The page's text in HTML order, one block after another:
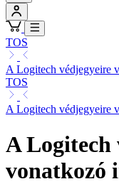
TOS
A Logitech védjegyeire
TOS
A Logitech védjegyeire
A Logitech
vonatkozó